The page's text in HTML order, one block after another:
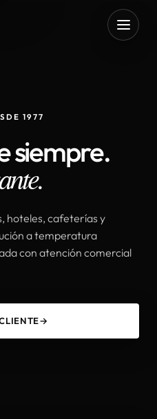
1977
siempre.
hoteles, cafeterías y
a temperatura
con atención comercial
→